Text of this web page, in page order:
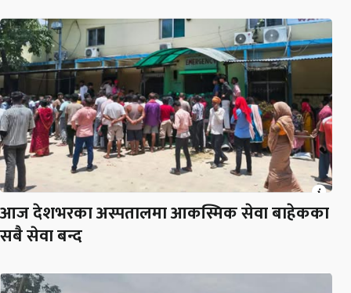
आज देशभरका अस्पतालमा आकस्मिक सेवा बाहेकका
सबै सेवा बन्द